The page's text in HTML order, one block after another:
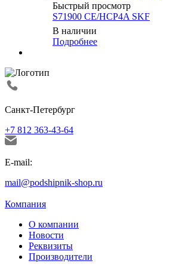
Быстрый просмотр
S71900 CE/HCP4A SKF
В наличии
Подробнее
Санкт-Петербург
+7 812 363-43-64
E-mail:
mail@podshipnik-shop.ru
Компания
О компании
Новости
Реквизиты
Производители